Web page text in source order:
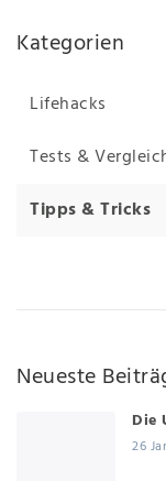
Kategorien
Lifehacks
Tests &
Tipps & Tricks
Neueste
Die
26